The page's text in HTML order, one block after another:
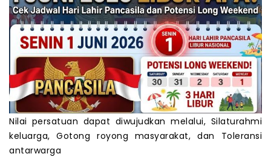
Nilai persatuan dapat diwujudkan melalui, Silaturahmi
keluarga, Gotong royong masyarakat, dan Toleransi
antarwarga